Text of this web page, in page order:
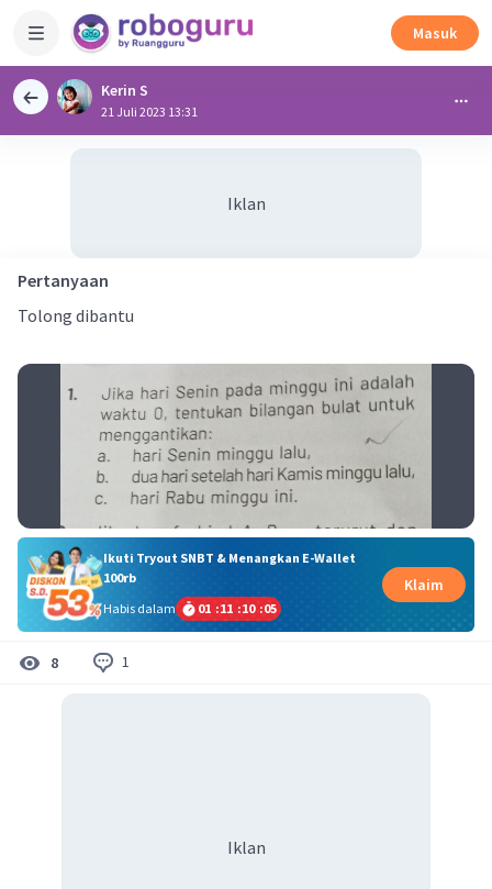
Masuk
Kerin S
21 Juli 2023 13:31
Iklan
Pertanyaan
Tolong dibantu
Ikuti Tryout SNBT & Menangkan E-Wallet
100rb
Habis dalam
01 :11 :10 :04
Klaim
8 1
Iklan